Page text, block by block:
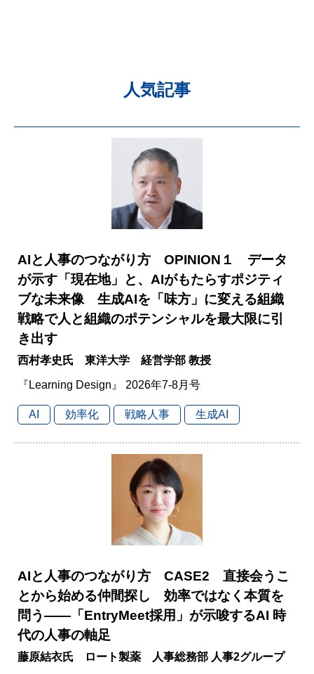
人気記事
AIと人事のつながり方 OPINION１ データ
が示す「現在地」と、AIがもたらすポジティ
ブな未来像 生成AIを「味方」に変える組織
戦略で人と組織のポテンシャルを最大限に引
き出す
西村孝史氏 東洋大学 経営学部 教授
『Learning Design』 2026年7-8月号
AI 効率化 戦略人事 生成AI
AIと人事のつながり方 CASE2 直接会うこ
とから始める仲間探し 効率ではなく本質を
問う――「EntryMeet採用」が示唆するAI 時
代の人事の軸足
藤原結衣氏 ロート製薬 人事総務部 人事2グループ